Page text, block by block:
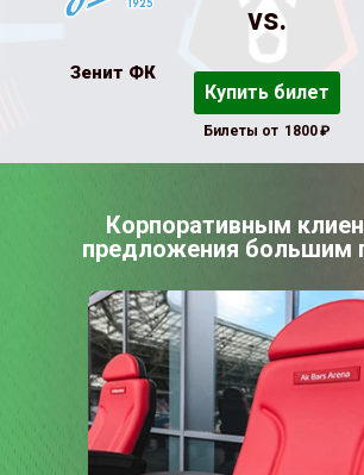
Зенит ФК
vs.
Купить билет
Билеты от 1800₽
Корпоративным
предложения большим